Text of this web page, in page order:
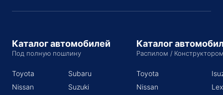
Каталог автомобилей
Под полную пошлину
Toyota
Nissan
Subaru
Suzuki
Каталог
Распилом /
Toyota
Nissan